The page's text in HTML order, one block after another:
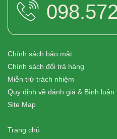
Chính sách bảo mật
Chính sách đổi trả hàng
Miễn trừ trách nhiệm
Quy định về đánh giá & Bình luận
Site Map
Trang chủ